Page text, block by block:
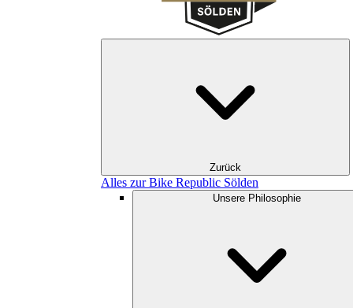
Zurück
Alles zur Bike Republic Sölden
Unsere Philosophie